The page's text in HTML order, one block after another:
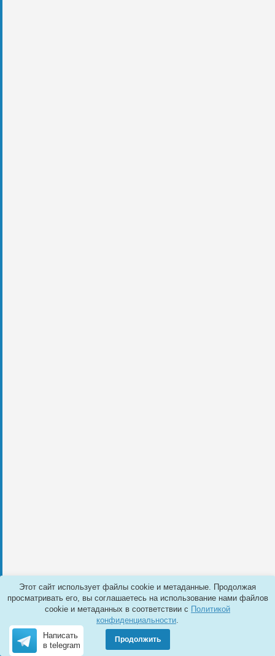
Этот сайт использует файлы cookie и метаданные. Продолжая
просматривать его, вы соглашаетесь на использование нами файлов
cookie и метаданных в соответствии с Политикой
конфиденциальности.
Продолжить
Написать
в telegram